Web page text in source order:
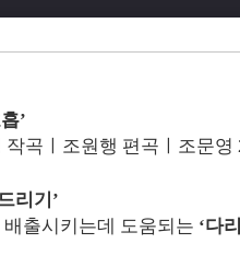
’
곡ㅣ조원행 편곡ㅣ조문영
리기’
배출시키는데 도움되는 ‘다